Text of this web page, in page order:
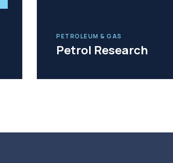
PETROLEUM & GAS
Petrol Research